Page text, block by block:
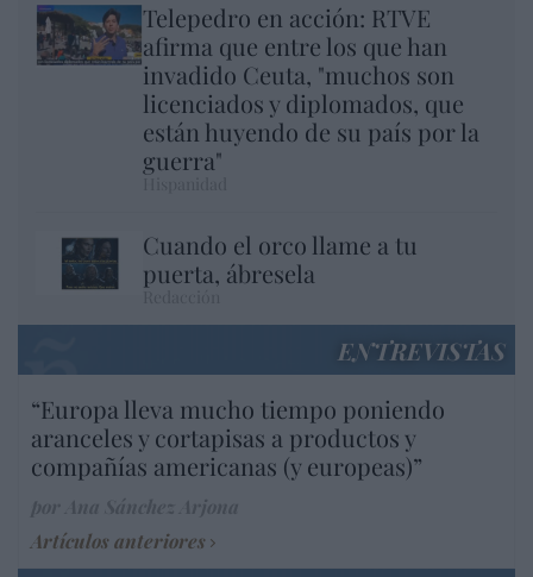
Telepedro en acción: RTVE
afirma que entre los que han
invadido Ceuta, "muchos son
licenciados y diplomados, que
están huyendo de su país por la
guerra"
Cuando el orco llame a tu
puerta, ábresela
ENTREVISTAS
“Europa lleva mucho tiempo poniendo
aranceles y cortapisas a productos y
compañías americanas (y europeas)”
Artículos anteriores